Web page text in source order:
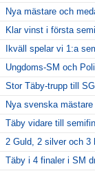
Nya mästare och
Klar vinst i första
Ikväll spelar vi 1:a
Ungdoms-SM och
Stor Täby-trupp till
Nya svenska
Täby vidare till
2 Guld, 2 silver och 3
Täby i 4 finaler i SM